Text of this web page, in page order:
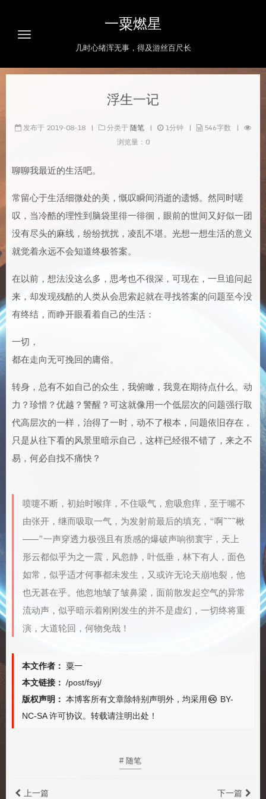
一粟燃星
几时心绪浑无事，得及游丝百尺长
归档
复盘
搜索
浮生一记
发布于 2019-08-18 | 分类于随笔 | 1分钟 | 546字数 |
浏览量： 0
聊聊我最近的生活吧。
常留心于生活细微处的美，慨叹瞬间消逝的遗憾。然同时嗟
叹，当冷酷的理性到脑袋里徘一徘徊，眼前的世间又好似一团
没有尽头的麻线，纷纷扰扰，凌乱不堪。光想一想生活的意义
就觉着永远不会知道终极答案。
在以前，想法没这么多，思考也不很深，可现在，一旦追问起
来，却发现残酷的人类从会思索起就在寻找答案的问题至今没
有终结，而睁开眼看着自己的生活：
一切，
都在走向无可挽回的庸俗。
转身，总有不如自己的众生，我俯瞰，我竟在期待点什么。动
力？珍惜？优越？警醒？可这就像用一个低层次的问题强行取
代高层次的一样，治得了一时，动不了根本，问题依旧存在，
只是从往下看的风景里暗示自己，这样已经很不错了，来之不
易，何必自找不痛快？
喷嚏不断，初始时喉痒，不住吸气，愈吸愈痒，至于嘴不
由张开，继而吸取一气，为发射前最后的填充，“啊~~~楸
———”一声穿透力极强且有质感的爆破声响彻寰宇，天上
形云都似乎为之一震，风忽静，叶低垂，林下有人，面色
如常，似乎适才何事都未发生，又或许无论天崩地裂，他
也无甚在乎。他忽地皱了皱鼻梁，面前散发起空气的异常
流动声，似乎暗示着刚刚发生的并不是虚幻，一切终将重
演，大道轮回，何物免哉！
本文作者： 粟一
本文链接： /post/fsyj/
版权声明： 本博客所有文章除特别声明外，均采用
BY-
NC-SA许可协议。转载请注明出处！
# 随笔
上一篇 下一篇